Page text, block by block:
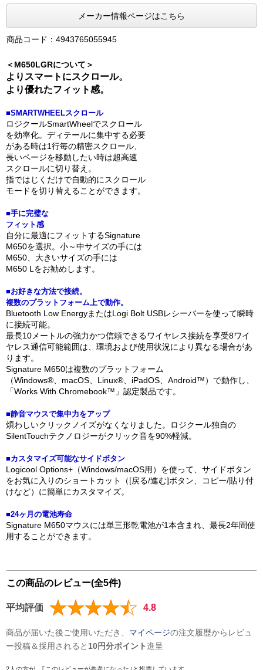
メーカー情報ページはこちら
商品コード：4943765055945
＜M650LGRについて＞
よりスマートにスクロール。
より優れたフィット感。
■SMARTWHEELスクロール
ロジクールSmartWheelでスクロール
を効率化。ディテールに集中する必要
がある時は1行毎の精密スクロール、
長いページを移動したい時は超高速
スクロールに切り替え。
指ではじくだけで自動的にスクロール
モードを切り替えることができます。
■手に完璧な
フィット感
自分に最適にフィットするSignature
M650を選択。小～中サイズの手には
M650、大きいサイズの手には
M650 Lをお勧めします。
■お好きな方法で接続。
複数のプラットフォーム上で動作。
Bluetooth Low EnergyまたはLogi Bolt USBレシーバーを使って瞬時
に接続可能。
最長10メートルの強力かつ信頼できるワイヤレス接続を享受8ワイ
ヤレス通信可能範囲は、環境および使用状況により異なる場合があ
ります。
Signature M650は複数のプラットフォーム
（Windows®、macOS、Linux®、iPadOS、Android™）で動作し、
「Works With Chromebook™」認定製品です。
■静音マウスで集中力をアップ
煩わしいクリックノイズがなくなりました。ロジクール独自の
SilentTouchテクノロジーがクリック音を90%軽減。
■カスタマイズ可能なサイドボタン
Logicool Options+（Windows/macOS用）を使って、サイドボタン
をお気に入りのショートカット（[戻る/進む]ボタン、コピー/貼り付
けなど）に簡単にカスタマイズ。
■24ヶ月の電池寿命
Signature M650マウスには単三形乾電池が1本含まれ、最長2年間使
用することができます。
この商品のレビュー(全5件)
平均評価 4.8
商品が届いた後ご使用いただき、 マイページの注文履歴からレビュ
ー投稿＆採用されると 10円分ポイント進呈